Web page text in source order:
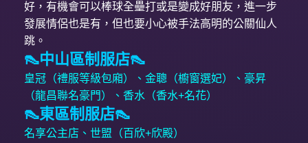
好，有機會可以棒球全壘打或是變成好朋友，進一步
發展情侶也是有，但也要小心被手法高明的公關仙人
跳。
👠中山區制服店👠
皇冠（禮服等級包廂） 、金聰（櫥窗選妃） 、 豪昇
（龍昌聯名豪門）
、香水（香水+名花）
👠東區制服店👠
名享公主店 、世盟（百欣+欣殿）